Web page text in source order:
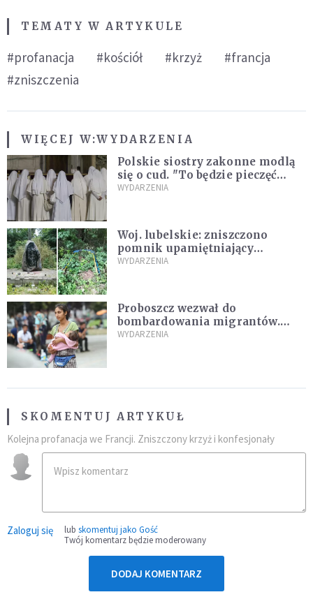
TEMATY W ARTYKULE
#profanacja #kościół #krzyż
#francja
#zniszczenia
WIĘCEJ W:WYDARZENIA
Polskie siostry zakonne modlą
się o cud. "To będzie pieczęć
Pana Boga dla naszej wiary"
WYDARZENIA
Woj. lubelskie: zniszczono
pomnik upamiętniający
żołnierzy UPA. Ambasada
WYDARZENIA
Proboszcz wezwał do
bombardowania migrantów.
"Masowy ogień przeciwko
WYDARZENIA
SKOMENTUJ ARTYKUŁ
Kolejna profanacja we Francji. Zniszczony krzyż i konfesjonały
Zaloguj się lub skomentuj jako Gość
Twój komentarz będzie moderowany
DODAJ KOMENTARZ